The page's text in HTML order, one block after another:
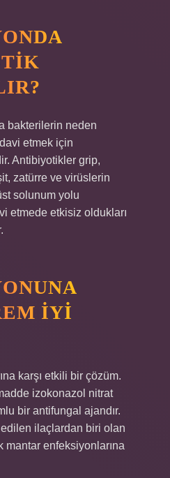
bakterilerin neden
etmek için
Antibiyotikler grip,
zatürre ve virüslerin
solunum yolu
etmede etkisiz oldukları
IYI
karşı etkili bir çözüm.
izokonazol nitrat
bir antifungal ajandır.
ilaçlardan biri olan
mantar enfeksiyonlarına